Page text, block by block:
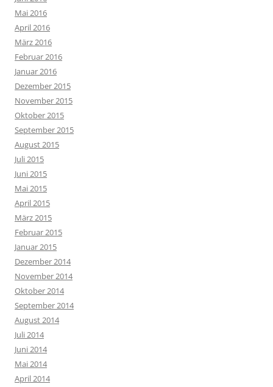
Mai 2016
April 2016
März 2016
Februar 2016
Januar 2016
Dezember 2015
November 2015
Oktober 2015
September 2015
August 2015
Juli 2015
Juni 2015
Mai 2015
April 2015
März 2015
Februar 2015
Januar 2015
Dezember 2014
November 2014
Oktober 2014
September 2014
August 2014
Juli 2014
Juni 2014
Mai 2014
April 2014